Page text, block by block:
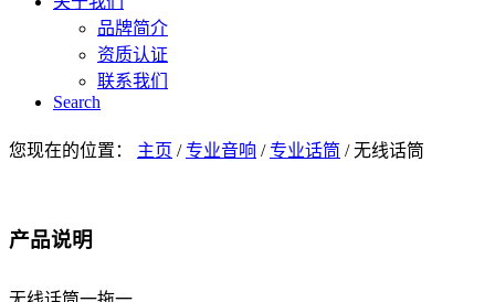
品牌简介
资质认证
联系我们
Search
您现在的位置： 主页 / 专业音响 / 专业话筒 / 无线话筒
产品说明